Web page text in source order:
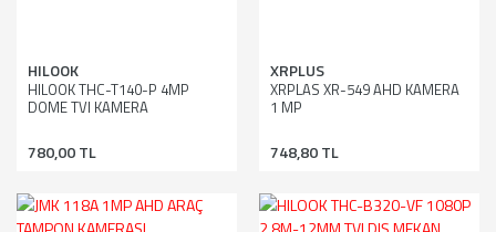
HILOOK
HILOOK THC-T140-P 4MP
DOME TVI KAMERA
780,00 TL
XRPLUS
XRPLAS XR-549 AHD KAMERA
1 MP
748,80 TL